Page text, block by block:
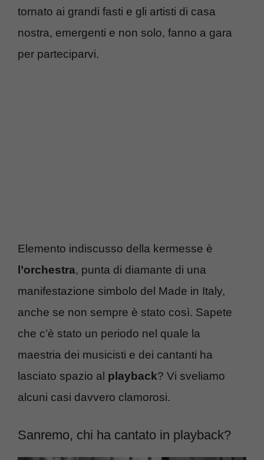
tornato ai grandi fasti e gli artisti di casa
nostra, emergenti e non solo, fanno a gara
per parteciparvi.
Elemento indiscusso della kermesse è
l’orchestra, punta di diamante di una
manifestazione simbolo del Made in Italy,
anche se non sempre è stato così. Sapete
che c’è stato un periodo nel quale la
maestria dei musicisti e dei cantanti ha
lasciato spazio al playback? Vi sveliamo
alcuni casi davvero clamorosi.
Sanremo, chi ha cantato in playback?